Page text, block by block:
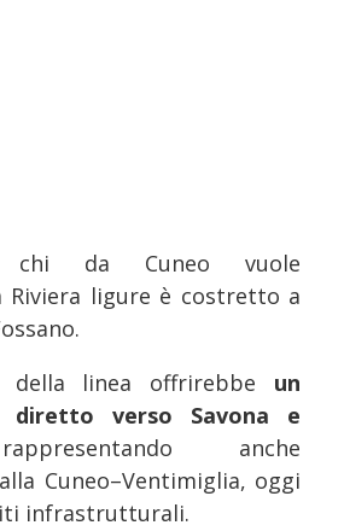
chi da Cuneo vuole
Riviera ligure è costretto a
della linea offrirebbe un
diretto verso Savona e
anche
Cuneo–Ventimiglia, oggi
infrastrutturali.